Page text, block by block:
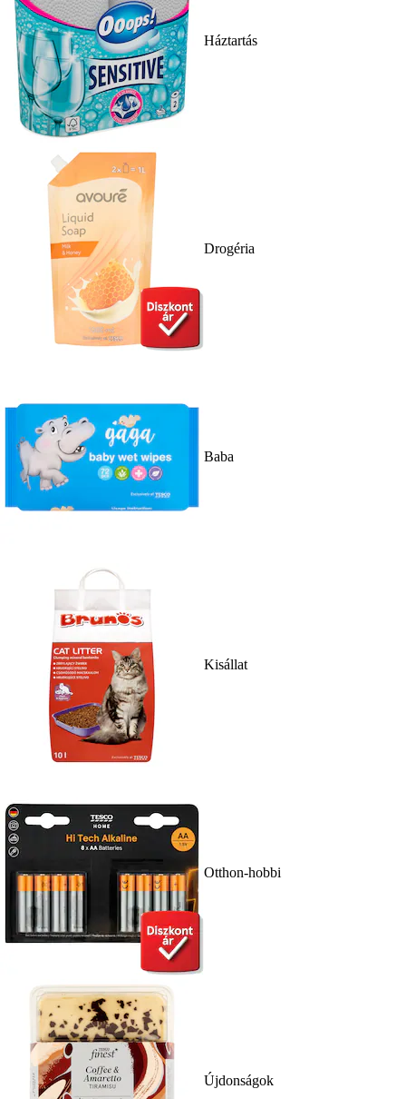
Háztartás
Drogéria
Baba
Kisállat
Otthon-hobbi
Újdonságok